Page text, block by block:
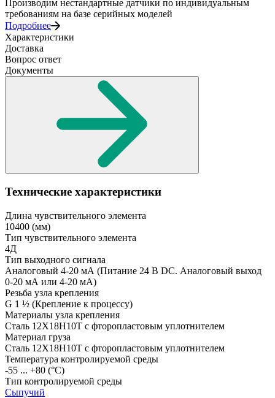
Производим нестандартные датчики по индивидуальным
требованиям на базе серийных моделей
Подробнее
Характеристики
Доставка
Вопрос ответ
Документы
Технические характеристики
Длина чувствительного элемента
10400 (мм)
Тип чувствительного элемента
4Д
Тип выходного сигнала
Аналоговый 4-20 мА (Питание 24 В DC. Аналоговый выход
0-20 мА или 4-20 мА)
Резьба узла крепления
G 1 ½ (Крепление к процессу)
Материалы узла крепления
Сталь 12Х18Н10Т с фторопластовым уплотнителем
Материал груза
Сталь 12Х18Н10Т с фторопластовым уплотнителем
Температура контролируемой среды
-55 ... +80 (°С)
Тип контролируемой среды
Сыпучий